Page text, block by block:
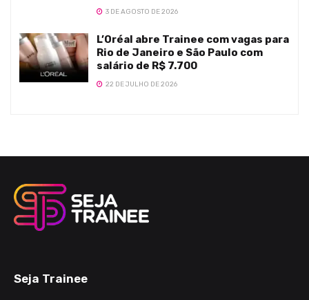
3 DE AGOSTO DE 2026
L’Oréal abre Trainee com vagas para
Rio de Janeiro e São Paulo com
salário de R$ 7.700
22 DE JULHO DE 2026
Seja Trainee